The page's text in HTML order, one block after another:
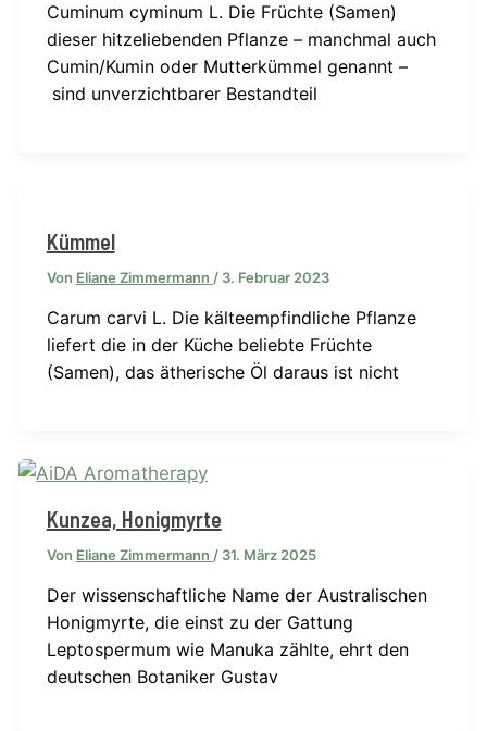
Cuminum cyminum L. Die Früchte (Samen)
dieser hitzeliebenden Pflanze – manchmal auch
Cumin/Kumin oder Mutterkümmel genannt –
sind unverzichtbarer Bestandteil
Kümmel
Von Eliane Zimmermann / 3. Februar 2023
Carum carvi L. Die kälteempfindliche Pflanze
liefert die in der Küche beliebte Früchte
(Samen), das ätherische Öl daraus ist nicht
Kunzea, Honigmyrte
Von Eliane Zimmermann / 31. März 2025
Der wissenschaftliche Name der Australischen
Honigmyrte, die einst zu der Gattung
Leptospermum wie Manuka zählte, ehrt den
deutschen Botaniker Gustav